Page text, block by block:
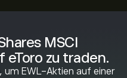
MSCI
eToro zu traden.
um EWL-Aktien auf einer